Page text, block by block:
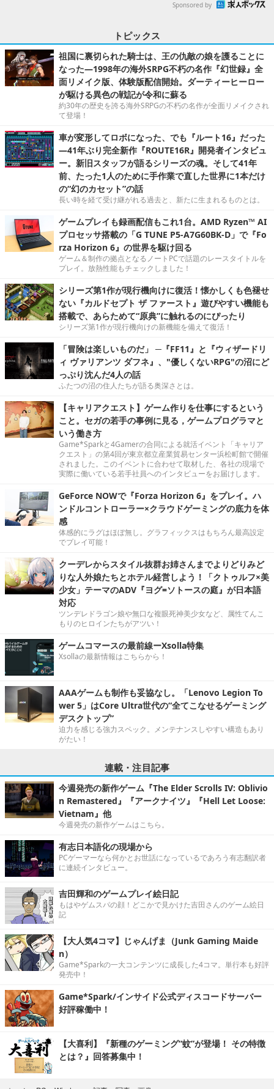
Sponsored by
トピックス
祖国に裏切られた騎士は、王の仇敵の娘を護ることに
なった―1998年の海外SRPG不朽の名作『幻世録』全
面リメイク版、体験版配信開始。ダーティーヒーロー
が駆ける異色の戦記が令和に蘇る
約30年の歴史を誇る海外SRPGの不朽の名作が全面リメイクされ
て登場！
車が変形してロボになった、でも『ルート16』だった
―41年ぶり完全新作『ROUTE16R』開発者インタビュ
ー。新旧スタッフが語るシリーズの魂。そして41年
前、たった1人のために手作業で直した世界に1本だけ
の“幻のカセット”の話
長い時を経て受け継がれる過去と、新たに生まれるものとは。
ゲームプレイも録画配信もこれ1台。AMD Ryzen™ AI
プロセッサ搭載の「G TUNE P5-A7G60BK-D」で『Fo
rza Horizon 6』の世界を駆け回る
ゲーム＆制作の拠点となるノートPCで話題のレースタイトルを
プレイ。放熱性能もチェックしました！
シリーズ第1作が現行機向けに復活！懐かしくも色褪せ
ない『カルドセプト ザ ファースト』遊びやすい機能も
搭載で、あらためて“原典”に触れるのにぴったり
シリーズ第1作が現行機向けの新機能を備えて復活！
「冒険は楽しいものだ」 ─『FF11』と『ウィザードリ
ィ ヴァリアンツ ダフネ』、"優しくないRPG"の沼にど
っぷり沈んだ4人の話
ふたつの沼の住人たちが語る奥深さとは。
【キャリアクエスト】ゲーム作りを仕事にするという
こと。セガの若手の事例に見る，ゲームプログラマと
いう働き方
Game*Sparkと4Gamerの合同による就活イベント「キャリア
クエスト」の第4回が東京都立産業貿易センター浜松町館で開催
されました。このイベントに合わせて取材した、各社の現場で
実際に働いている若手社員へのインタビューをお届けします。
GeForce NOWで『Forza Horizon 6』をプレイ。ハ
ンドルコントローラー×クラウドゲーミングの底力を体
感
体感的にラグはほぼ無し。グラフィックスはもちろん最高設定
でプレイ可能！
クーデレからスタイル抜群お姉さんまでよりどりみど
りな人外娘たちとホテル経営しよう！「クトゥルフ×美
少女」テーマのADV『ヨグ=ソトースの庭』が日本語
対応
ツンデレドラゴン娘や無口な複眼死神美少女など、属性てんこ
もりのヒロインたちがアツい！
ゲームコマースの最前線ーXsolla特集
Xsollaの最新情報はこちらから！
AAAゲームも制作も妥協なし。「Lenovo Legion To
wer 5」はCore Ultra世代の“全てこなせるゲーミング
デスクトップ”
迫力を感じる強力スペック。メンテナンスしやすい構造もあり
がたい！
連載・注目記事
今週発売の新作ゲーム『The Elder Scrolls IV: Oblivio
n Remastered』『アークナイツ』『Hell Let Loose:
Vietnam』他
今週発売の新作ゲームはこちら。
有志日本語化の現場から
PCゲーマーなら何かとお世話になっているであろう有志翻訳者
に連続インタビュー。
吉田輝和のゲームプレイ絵日記
もはやゲムスパの顔！どこかで見かけた吉田さんのゲーム絵日
記
【大人気4コマ】じゃんげま（Junk Gaming Maide
n）
Game*Sparkの一大コンテンツに成長した4コマ。単行本も好評
発売中！
Game*Spark/インサイド公式ディスコードサーバー
好評稼働中！
【大喜利】『新種のゲーミング“蚊”が登場！ その特徴
とは？』回答募集中！